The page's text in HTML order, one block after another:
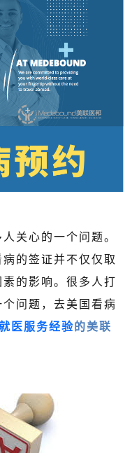
关心的一个问题。
的签证并不仅仅取
的影响。很多人打
问题，去美国看病
医服务经验的美联